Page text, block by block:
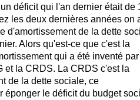
déficit qui l'an dernier était de
les deux dernières années on
d'amortissement de la dette
Alors qu'est-ce que c'est la
qui a été inventé par
et la CRDS. La CRDS c'est la
de la dette sociale, ce
éponger le déficit du budget